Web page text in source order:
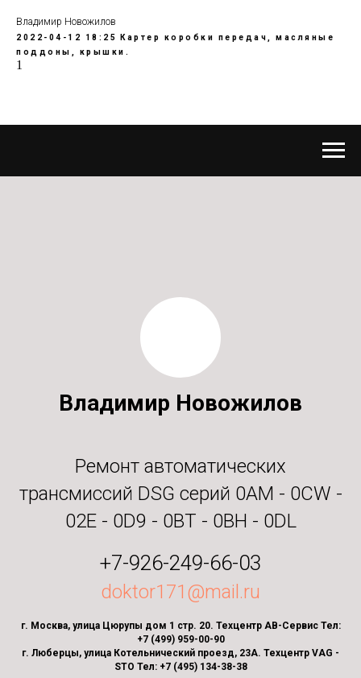
Владимир Новожилов
2022-04-12 18:25
Картер коробки передач, масляные
поддоны, крышки.
1
Владимир Новожилов
Ремонт автоматических
трансмиссий DSG серий 0AM - 0CW -
02E - 0D9 - 0BT - 0BH - 0DL
+7-926-249-66-03
doktor171@mail.ru
г. Москва, улица Цюрупы дом 1 стр. 20. Техцентр АВ-Сервис Тел:
+7 (499) 959-00-90
г. Люберцы, улица Котельнический проезд, 23А. Техцентр VAG -
STO Тел: +7 (495) 134-38-38